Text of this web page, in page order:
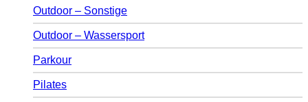
Outdoor – Sonstige
Outdoor – Wassersport
Parkour
Pilates